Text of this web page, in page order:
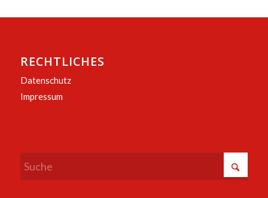
RECHTLICHES
Datenschutz
Impressum